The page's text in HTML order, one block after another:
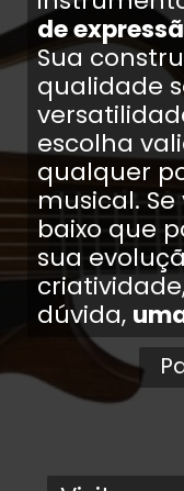
de
Sua
qualidade
escolha
qualquer
musical.
baixo que
sua
dúvida,